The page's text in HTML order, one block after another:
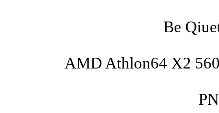
Be
AMD Athlon64 X2